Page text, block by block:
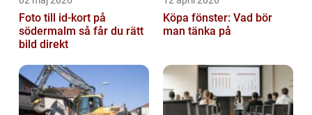
Foto till id-kort på
södermalm så får du rätt
bild direkt
Köpa fönster: Vad bör
man tänka på